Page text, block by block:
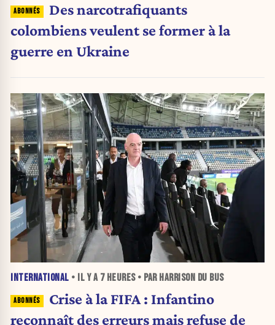
Des narcotrafiquants
colombiens veulent se former à la
guerre en Ukraine
INTERNATIONAL • IL Y A 7 HEURES• PAR HARRISON DU BUS
Crise à la FIFA : Infantino
reconnaît des erreurs mais refuse de